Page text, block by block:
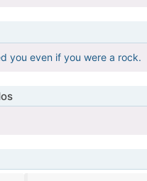
you even if you were a rock.